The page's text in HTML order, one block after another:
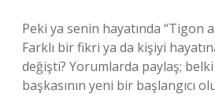
Peki ya senin hayatında “Tigon
Farklı bir fikri ya da kişiyi
değişti? Yorumlarda paylaş;
başkasının yeni bir başlangıcı